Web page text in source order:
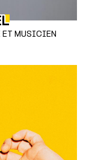
ET MUSICIEN